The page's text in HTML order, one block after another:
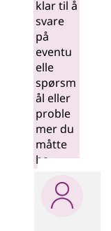
klar til å
svare
på
eventu
elle
spørsm
ål eller
proble
mer du
måtte
ha.